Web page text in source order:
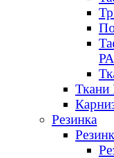
Резинка